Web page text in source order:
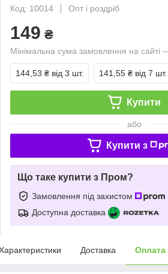
Код: 10014
Опт і роздріб
149 ₴
Мінімальна сума замовлення на сайті
144,53 ₴ від 3 шт. 141,55 ₴ від 7 шт.
Купити
або
Купити з
Що таке купити з Пром?
Замовлення під захистом
Доступна доставка
Доставка Оплата